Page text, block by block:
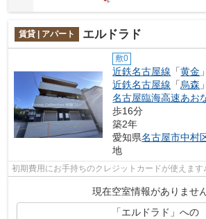
賃貸 | アパート エルドラド
敷0
近鉄名古屋線 「黄金
近鉄名古屋線 「烏森
名古屋臨海高速あお
歩16分
築2年
愛知県名古屋市中村
地
初期費用にお手持ちのクレジットカードが使えます
現在空室情報がありません
「エルドラド」への